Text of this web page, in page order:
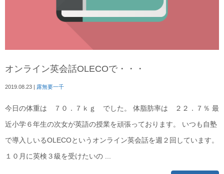
オンライン英会話OLECOで・・・
2019.08.23 | 露無要一千
今日の体重は ７０．７ｋｇ でした。 体脂肪率は ２２．７％ 最
近小学６年生の次女が英語の授業を頑張っております。 いつも自塾
で導入しいるOLECOというオンライン英会話を週２回しています。
１０月に英検３級を受けたいの ...